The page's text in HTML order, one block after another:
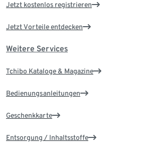
Jetzt kostenlos registrieren
Jetzt Vorteile entdecken
Weitere Services
Tchibo Kataloge & Magazine
Bedienungsanleitungen
Geschenkkarte
Entsorgung / Inhaltsstoffe